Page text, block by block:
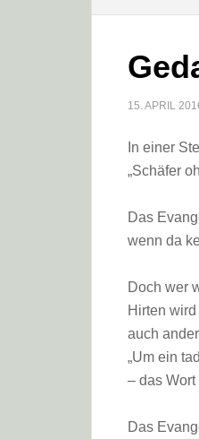
15. APRIL
In einer
„Schäfer
Das
wenn da
Doch wer
Hirten
auch
„Um ein
– das
Das